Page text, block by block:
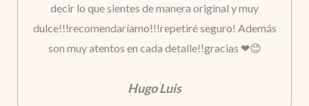
decir lo que sientes de manera original y muy
dulce!!!recomendaríamo!!!repetiré seguro! Además
son muy atentos en cada detalle!!gracias ❤😊
Hugo Luis